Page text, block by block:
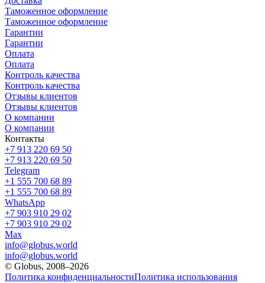
Таможенное оформление
Таможенное оформление
Гарантии
Гарантии
Оплата
Оплата
Контроль качества
Контроль качества
Отзывы клиентов
Отзывы клиентов
О компании
О компании
Контакты
+7 913 220 69 50
+7 913 220 69 50
Telegram
+1 555 700 68 89
+1 555 700 68 89
WhatsApp
+7 903 910 29 02
+7 903 910 29 02
Max
info@globus.world
info@globus.world
© Globus, 2008–2026
Политика конфиденциальностиПолитика использования